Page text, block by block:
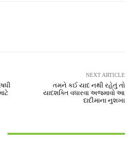
NEXT ARTICLE
તમને કઈ યાદ નથી રહેતું તો
યાદશક્તિ વધારવા અજમાવો આ
દાદીમાના નુશખા